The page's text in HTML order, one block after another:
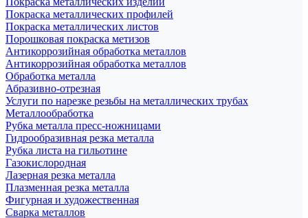
Покраска металлических профилей
Покраска металлических листов
Порошковая покраска метизов
Антикоррозийная обработка металлов
Антикоррозийная обработка металлов
Обработка металла
Абразивно-отрезная
Услуги по нарезке резьбы на металлических трубах
Металлообработка
Рубка металла пресс-ножницами
Гидрообразивная резка металла
Рубка листа на гильотине
Газокислородная
Лазерная резка металла
Плазменная резка металла
Фигурная и художественная
Сварка металлов